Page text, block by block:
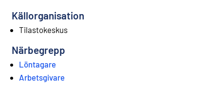
Källorganisation
Tilastokeskus
Närbegrepp
Löntagare
Arbetsgivare